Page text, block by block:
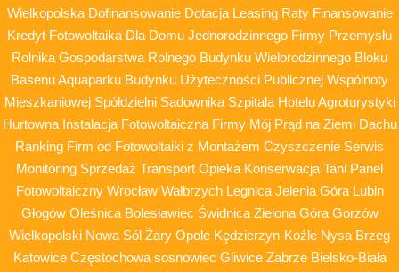
Wielkopolska Dofinansowanie Dotacja Leasing Raty Finansowanie
Kredyt Fotowoltaika Dla Domu Jednorodzinnego Firmy Przemysłu
Rolnika Gospodarstwa Rolnego Budynku Wielorodzinnego Bloku
Basenu Aquaparku Budynku Użyteczności Publicznej Wspólnoty
Mieszkaniowej Spółdzielni Sadownika Szpitala Hotelu Agroturystyki
Hurtowna Instalacja Fotowoltaiczna Firmy Mój Prąd na Ziemi Dachu
Ranking Firm od Fotowoltaiki z Montażem Czyszczenie Serwis
Monitoring Sprzedaż Transport Opieka Konserwacja Tani Panel
Fotowoltaiczny Wrocław Wałbrzych Legnica Jelenia Góra Lubin
Głogów Oleśnica Bolesławiec Świdnica Zielona Góra Gorzów
Wielkopolski Nowa Sól Żary Opole Kędzierzyn-Koźle Nysa Brzeg
Katowice Częstochowa sosnowiec Gliwice Zabrze Bielsko-Biała